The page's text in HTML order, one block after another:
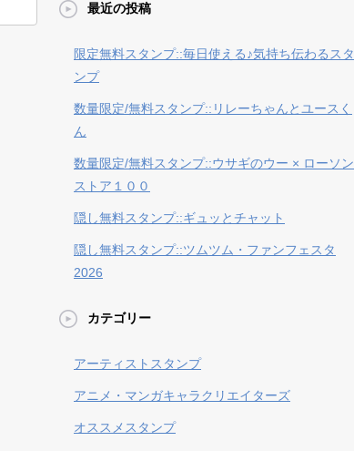
最近の投稿
限定無料スタンプ::毎日使える♪気持ち伝わるスタ
ンプ
数量限定/無料スタンプ::リレーちゃんとユースく
ん
数量限定/無料スタンプ::ウサギのウー × ローソン
ストア１００
隠し無料スタンプ::ギュッとチャット
隠し無料スタンプ::ツムツム・ファンフェスタ
2026
カテゴリー
アーティストスタンプ
アニメ・マンガキャラクリエイターズ
オススメスタンプ